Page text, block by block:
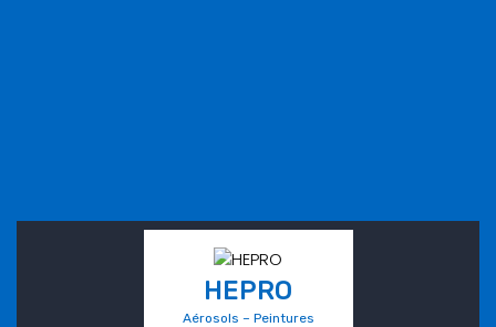
HEPRO
Aérosols – Peintures